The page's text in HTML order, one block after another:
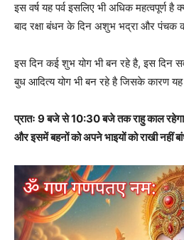
इस वर्ष यह पर्व इसलिए भी अधिक महत्वपूर्ण है
बाद रक्षा बंधन के दिन अशुभ भद्रा और पंचक
इस दिन कई शुभ योग भी बन रहे है, इस दिन
बुध आदित्य योग भी बन रहे है जिसके कारण
प्रातः 9 बजे से 10:30 बजे तक राहु काल
और इसमें बहनों को अपने भाइयों को राखी नहीं